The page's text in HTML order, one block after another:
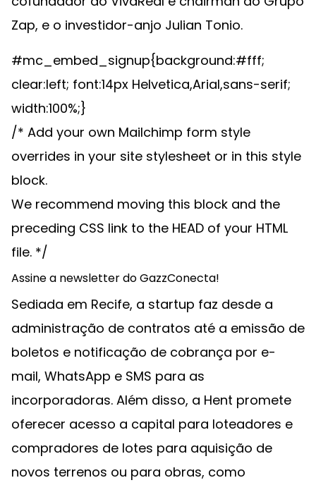
Zap, e o investidor-anjo Julian Tonio.
#mc_embed_signup{background:#fff;
clear:left; font:14px Helvetica,Arial,sans-serif;
width:100%;}
/* Add your own Mailchimp form style
overrides in your site stylesheet or in this style
block.
We recommend moving this block and the
preceding CSS link to the HEAD of your HTML
file. */
Assine a newsletter do GazzConecta!
Sediada em Recife, a startup faz desde a
administração de contratos até a emissão de
boletos e notificação de cobrança por e-
mail, WhatsApp e SMS para as
incorporadoras. Além disso, a Hent promete
oferecer acesso a capital para loteadores e
compradores de lotes para aquisição de
novos terrenos ou para obras, como